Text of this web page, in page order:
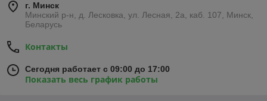
г. Минск
Минский р-н, д. Лесковка, ул. Лесная, 2а, каб. 107, Минск,
Беларусь
Контакты
Сегодня работает с 09:00 до 17:00
Показать весь график работы